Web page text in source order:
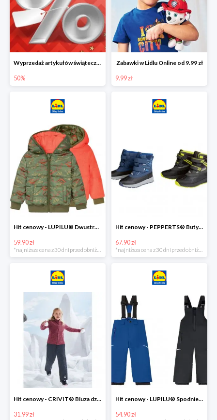
Wyprzedaż artykułów świątecznych w Lidlu Online
50%
Zabawki w Lidlu Online od 9.99 zł
9.99 zł
Hit cenowy - LUPILU® Dwustronna kurtka dziecięca z polarem
59.90 zł
*najniższa cena z 30 dni przed obniżką
Hit cenowy - PEPPERTS® Buty zimowe chłopięce
67.90 zł
*najniższa cena z 30 dni przed obniżką
Hit cenowy - CRIVIT® Bluza dziewczęca z polaru
31.99 zł
Hit cenowy - LUPILU® Spodnie narciarskie chłopięce
54.90 zł